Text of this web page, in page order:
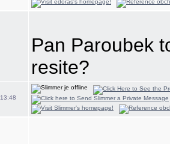
Pan Paroubek
resite?
13:48